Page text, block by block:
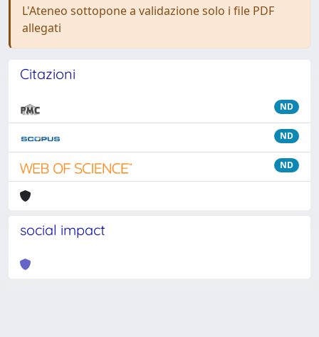
L'Ateneo sottopone a validazione solo i file PDF
allegati
Citazioni
ND
ND
ND
social impact